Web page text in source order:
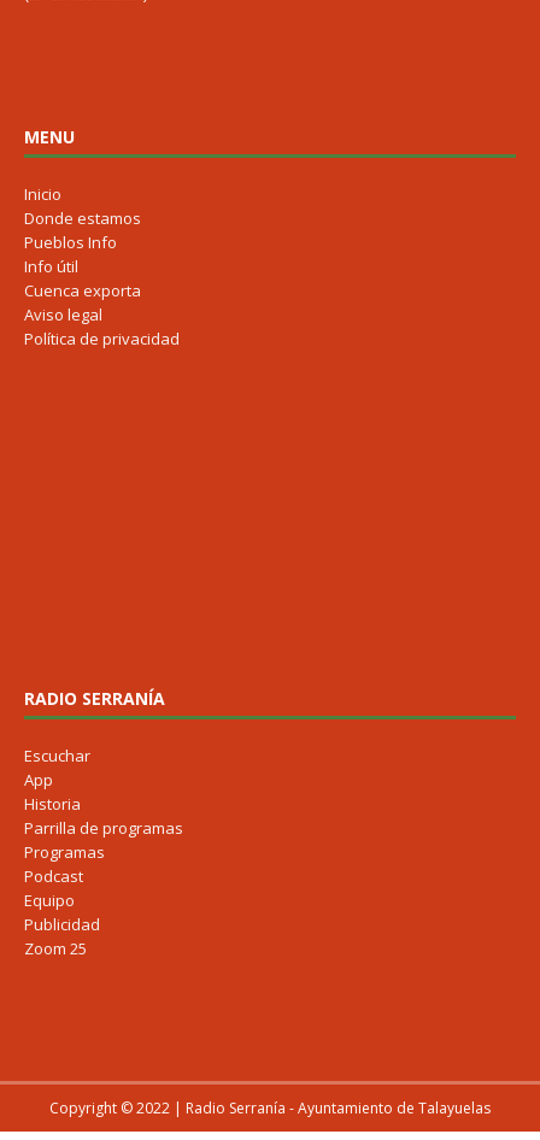
MENU
Inicio
Donde estamos
Pueblos Info
Info útil
Cuenca exporta
Aviso legal
Política de privacidad
RADIO SERRANÍA
Escuchar
App
Historia
Parrilla de programas
Programas
Podcast
Equipo
Publicidad
Zoom 25
Copyright © 2022 | Radio Serranía - Ayuntamiento de Talayuelas